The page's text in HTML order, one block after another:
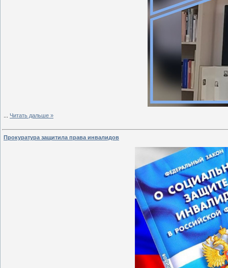
Читать дальше »
Прокуратура защитила права инвалидов